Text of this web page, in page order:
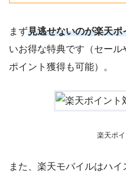
まず見逃せないのが楽天ポ
いお得な特典です（セー
ポイント獲得も可能）。
楽天ポ
また、楽天モバイルはハ